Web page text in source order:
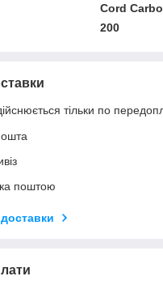
Cord
200
тільки по
поштою